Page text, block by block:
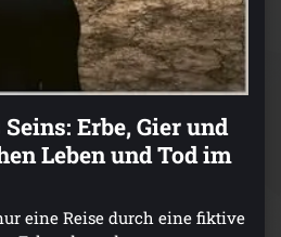
Erbe, Gier und
Leben und Tod im
eine Reise durch eine fiktive